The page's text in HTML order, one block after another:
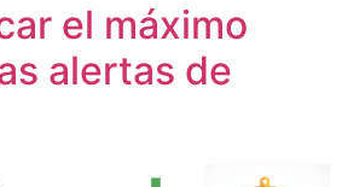
el máximo
alertas de